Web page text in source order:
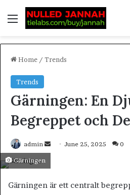
Home / Trends
Trends
Gärningen: En
Begreppet och
admin June 25, 2025 0
Gärningen
Gärningen är ett centralt